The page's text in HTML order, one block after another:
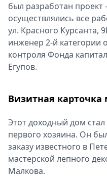
был разработан проект
осуществлялись все
ул. Красного Курсанта,
инженер 2-й категории
контроля Фонда
Егупов.
Визитная карточка
Этот доходный дом
первого хозяина. Он
заказу известного в
мастерской лепного
Малкова.